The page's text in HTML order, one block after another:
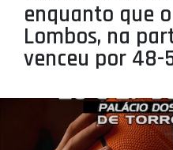
enquanto que
Lombos, na
venceu por 48-